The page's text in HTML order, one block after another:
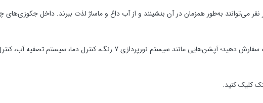
می‌توانند به‌طور همزمان در آن بنشینند و از آب داغ و ماساژ لذت ببرند. داخل جکوزی‌های
می‌توانید انواع آپشن و امکانات سفارش دهید؛ آپشن‌هایی مانند سیستم
کلیک کنید.